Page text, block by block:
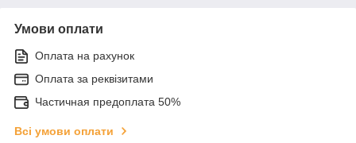
Умови оплати
Оплата на рахунок
Оплата за реквізитами
Частичная предоплата 50%
Всі умови оплати